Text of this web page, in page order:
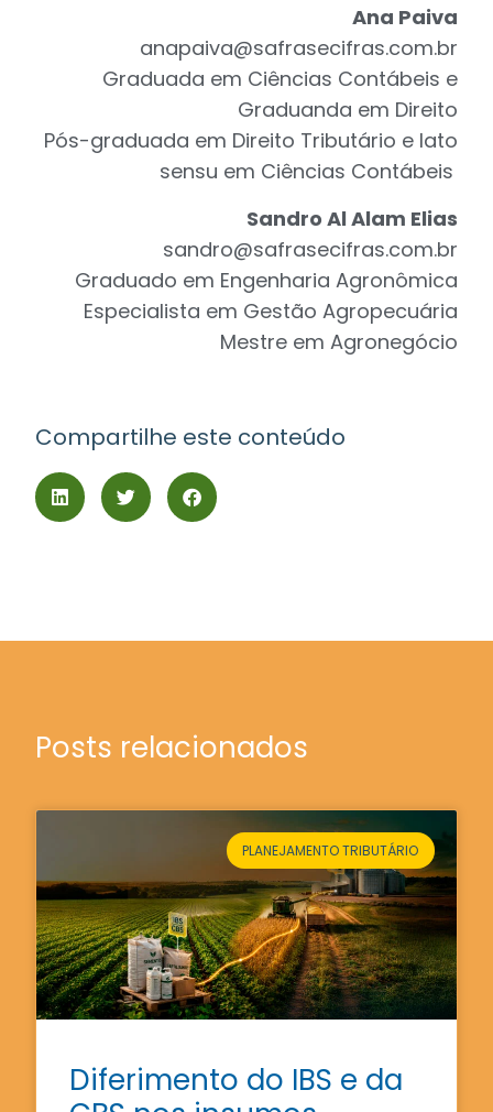
Ana Paiva
anapaiva@safrasecifras.com.br
Graduada em Ciências Contábeis e
Graduanda em Direito
Pós-graduada em Direito Tributário e lato
sensu em Ciências Contábeis
Sandro Al Alam Elias
sandro@safrasecifras.com.br
Graduado em Engenharia Agronômica
Especialista em Gestão Agropecuária
Mestre em Agronegócio
Compartilhe este conteúdo
Posts relacionados
PLANEJAMENTO TRIBUTÁRIO
Diferimento do IBS e da